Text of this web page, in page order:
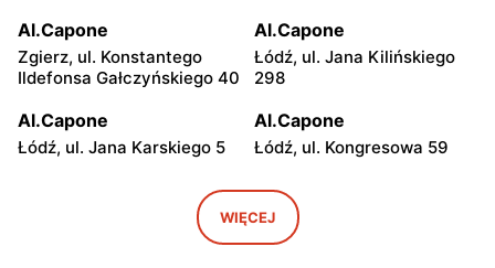
Al.Capone
Zgierz, ul. Konstantego
Ildefonsa Gałczyńskiego 40
Al.Capone
Łódź, ul. Jana Kilińskiego
298
Al.Capone
Łódź, ul. Jana Karskiego 5
Al.Capone
Łódź, ul. Kongresowa 59
Łódź, ul. Św. Franciszka z
Al.Capone
Lublin, ul. Nałęczowska 14
WIĘCEJ